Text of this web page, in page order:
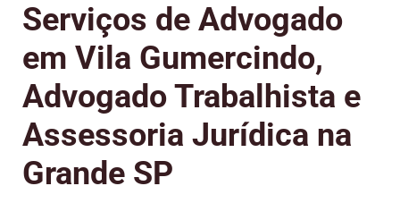
Serviços de Advogado
em Vila Gumercindo,
Advogado Trabalhista e
Assessoria Jurídica na
Grande SP